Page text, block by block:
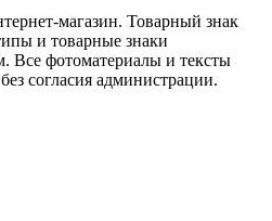
магазин. Товарный знак
и товарные знаки
Все фотоматериалы и тексты
согласия администрации.